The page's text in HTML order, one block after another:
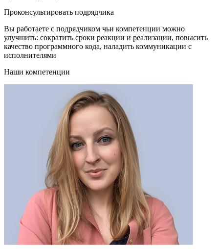
Проконсультировать подрядчика
Вы работаете с подрядчиком чьи компетенции можно
улучшить: сократить сроки реакции и реализации, повысить
качество программного кода, наладить коммуникации с
исполнителями
Наши компетенции